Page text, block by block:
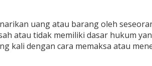
uang atau barang oleh
atau tidak memiliki dasar hukum
kali dengan cara memaksa atau
Tabassam Hari ke-
Sejarah,